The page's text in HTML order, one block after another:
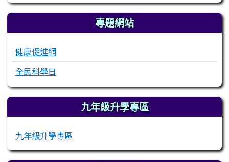
專題網站
健康促進網
全民科學日
九年級升學專區
九年級升學專區